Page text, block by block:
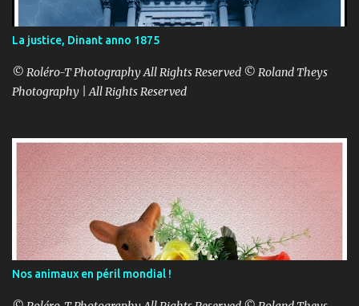
La justice, Dinant anno 1875
© Roléro-T Photography All Rights Reserved © Roland Theys
Photography | All Rights Reserved
Nos animaux en péril mondial !